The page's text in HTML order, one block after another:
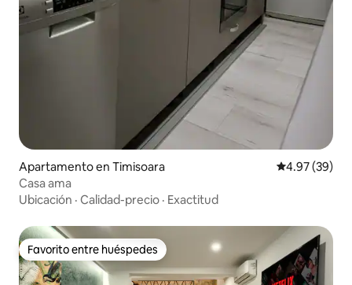
Apartamento en Timisoara Calificación
4.97 (39)
Casa ama
Ubicación · Calidad-precio · Exactitud
Favorito entre huéspedes
Favorito entre huéspedes